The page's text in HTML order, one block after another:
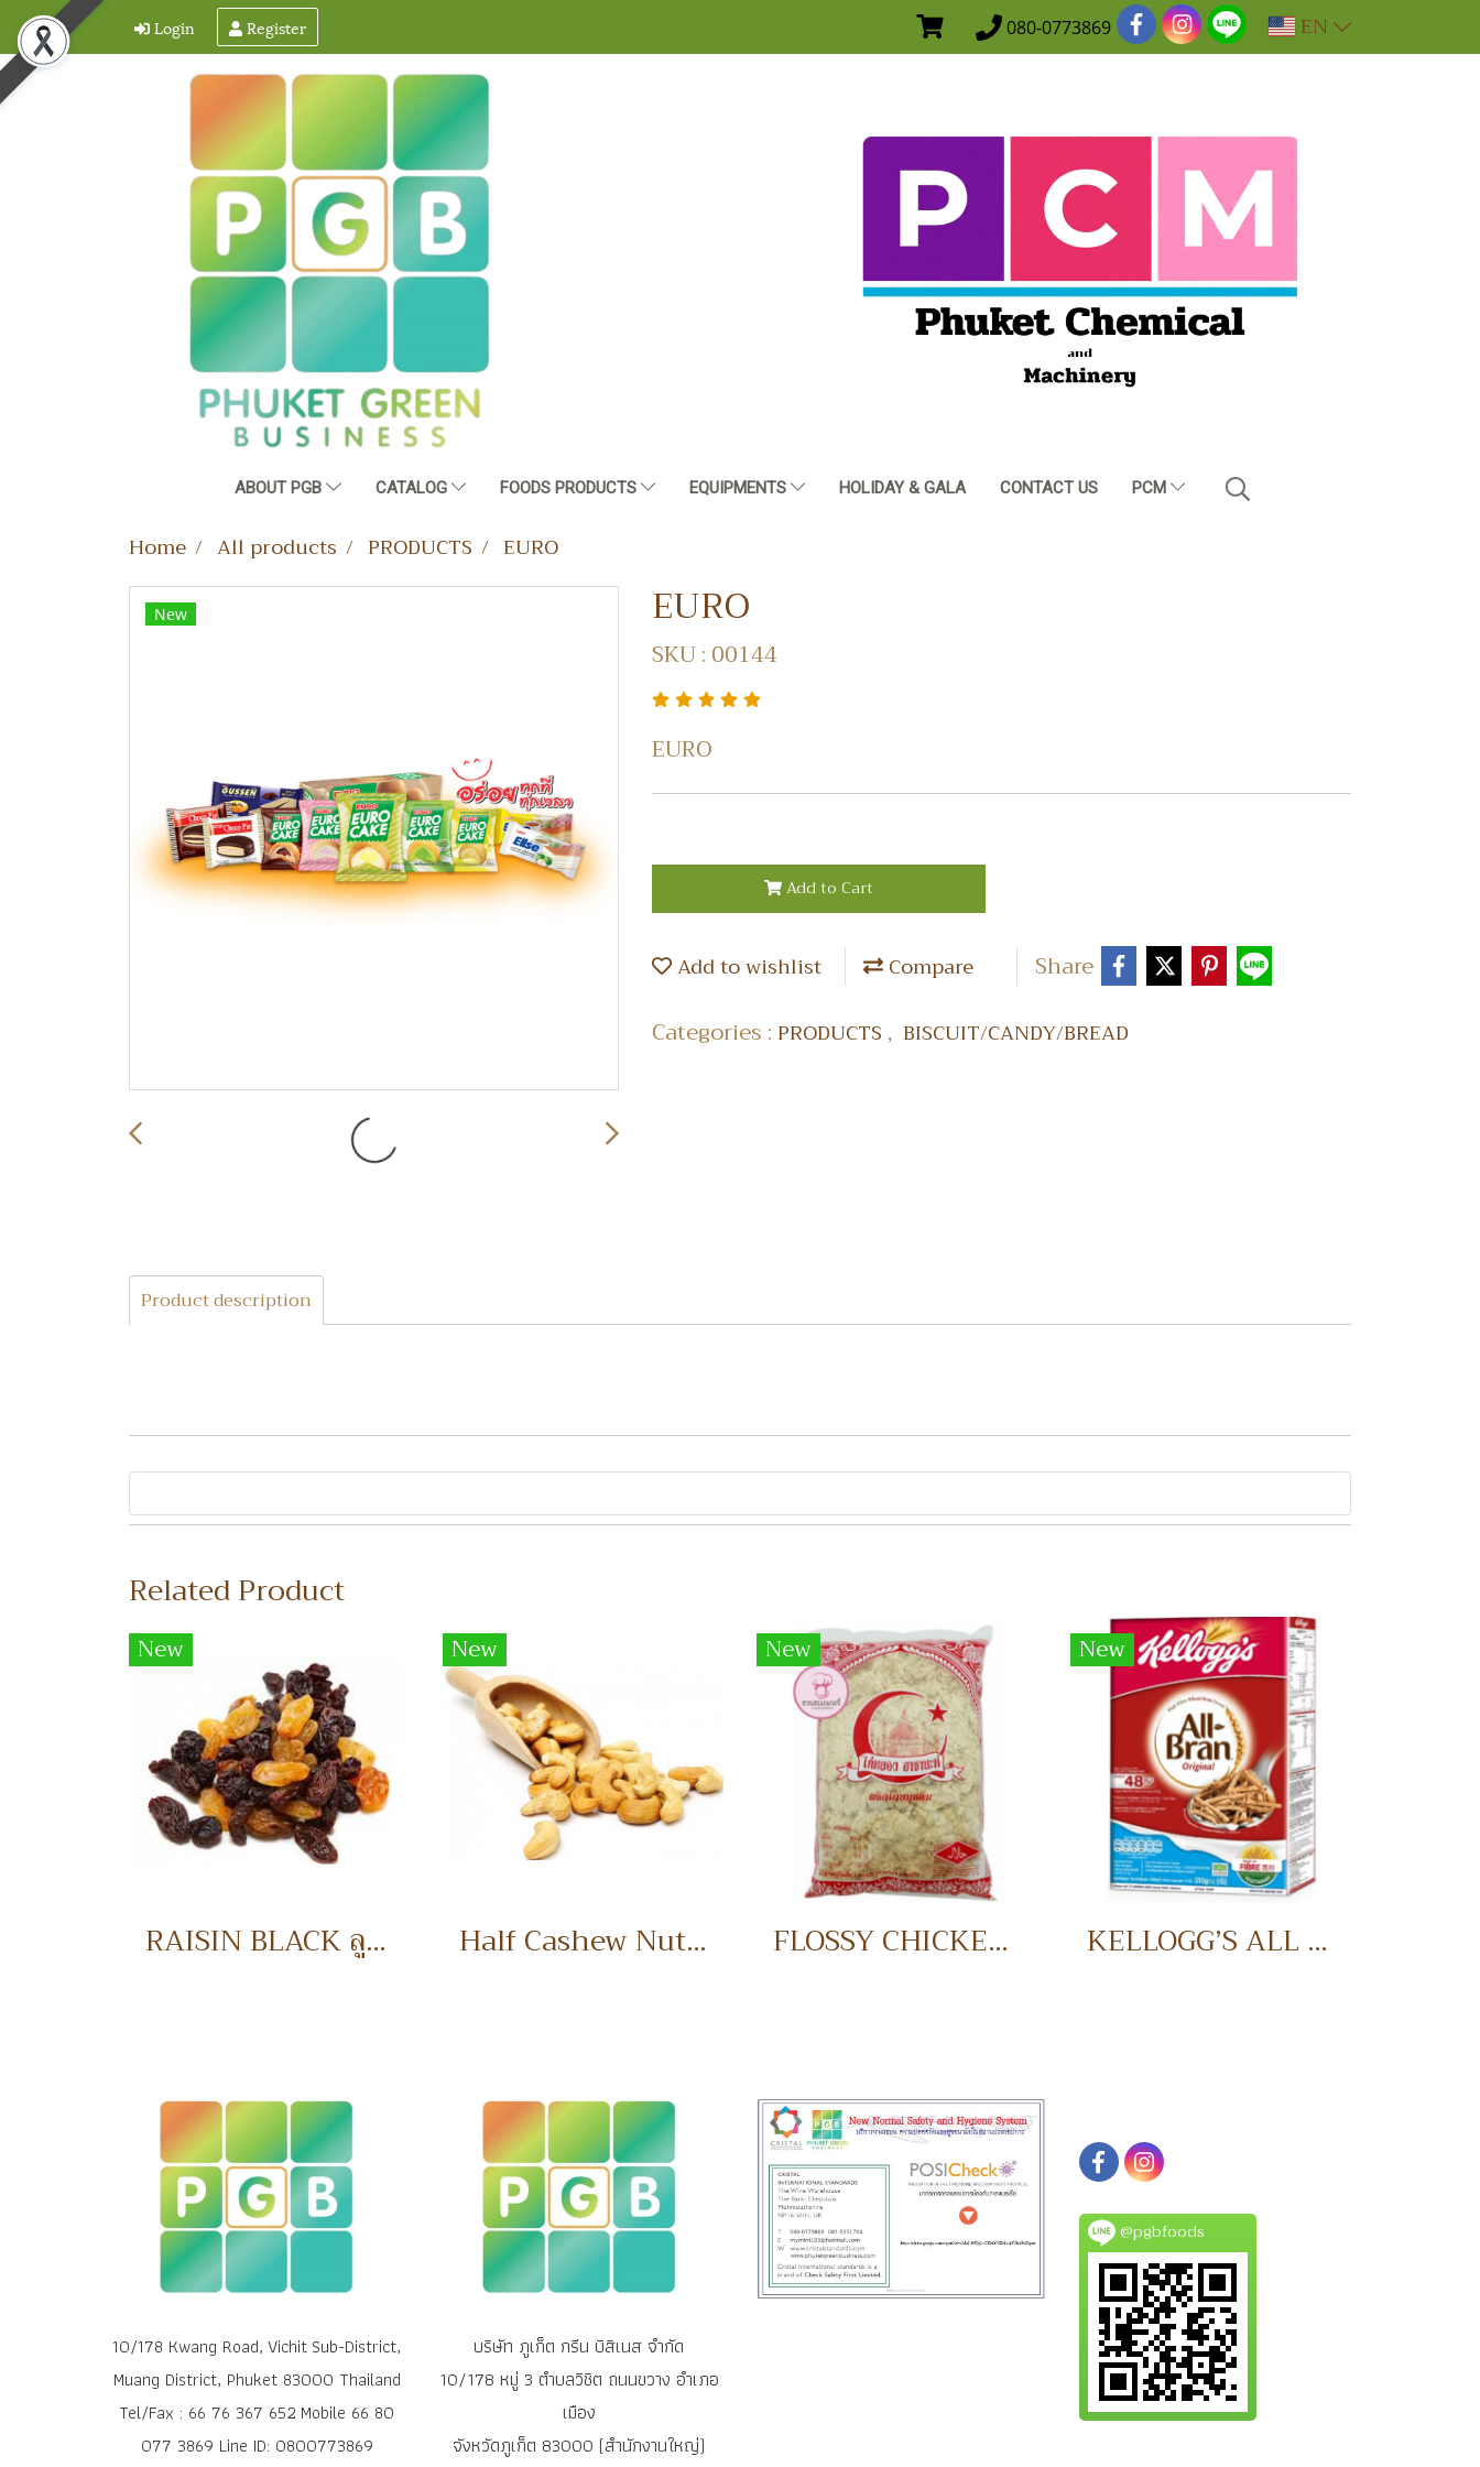
Login Register 080-0773869 EN
ABOUT PGB CATALOG FOODS PRODUCTS EQUIPMENTS HOLIDAY & GALA CONTACT US PCM
Home All products PRODUCTS EURO
New EURO
SKU : 00144
EURO
Add to Cart
Add to wishlist Compare
Share
Categories :PRODUCTS , BISCUIT/CANDY/BREAD
Product description
Related Product
New
RAISIN BLACK ลูกเกดดำ
New
Half Cashew Nuts เม็ดมะม่วงหิมพานต์แบ่งครึ่ง
New
FLOSSY CHICKEN 1 KG. ไก่หยอง
New
KELLOGG’S ALL BRAN อาหารเช้า
10/178 Kwang Road, Vichit Sub-District,
Muang District, Phuket 83000 Thailand
Tel/Fax : 66 76 367 652 Mobile 66 80
077 3869 Line ID: 0800773869
บริษัท ภูเก็ต กรีน บิสิเนส จำกัด
10/178 หมู่ 3 ตำบลวิชิต ถนนขวาง อำเภอ
เมือง
จังหวัดภูเก็ต 83000 (สำนักงานใหญ่)
@pgbfoods